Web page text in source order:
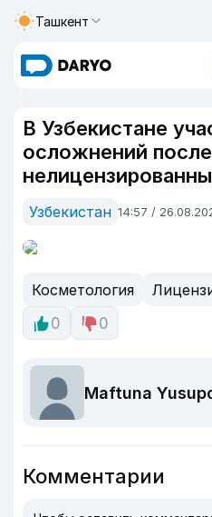
Ташкент
В Узбекистане
осложнений
Узбекистан 14:57 /
Косметология
0
0
Maftuna
Комментарии